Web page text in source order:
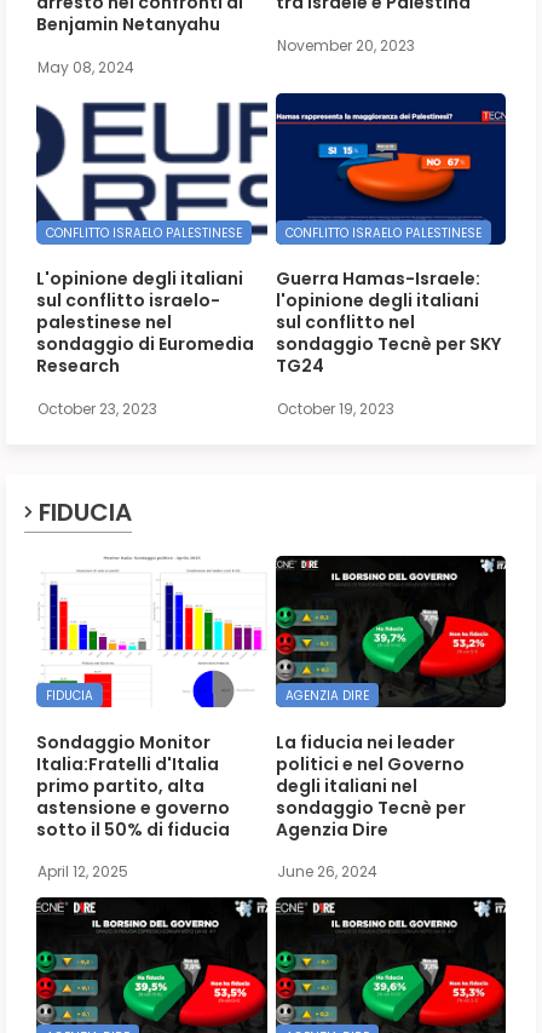
Benjamin Netanyahu
May 08, 2024
November 20, 2023
CONFLITTO ISRAELO PALESTINESE
L'opinione degli italiani
sul conflitto israelo-
palestinese nel
sondaggio di Euromedia
Research
October 23, 2023
CONFLITTO ISRAELO PALESTINESE
Guerra Hamas-Israele:
l'opinione degli italiani
sul conflitto nel
sondaggio Tecnè per SKY
TG24
October 19, 2023
FIDUCIA
FIDUCIA
Sondaggio Monitor
Italia:Fratelli d'Italia
primo partito, alta
astensione e governo
sotto il 50% di fiducia
April 12, 2025
AGENZIA DIRE
La fiducia nei leader
politici e nel Governo
degli italiani nel
sondaggio Tecnè per
Agenzia Dire
June 26, 2024